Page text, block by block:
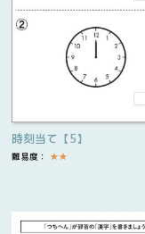
時刻当て【5】
難易度： ★★